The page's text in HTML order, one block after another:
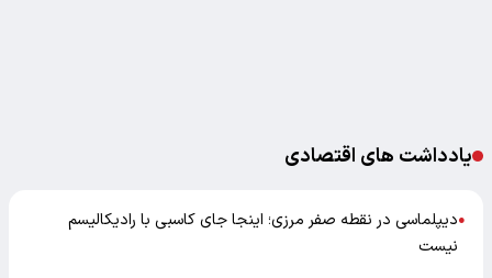
یادداشت های اقتصادی
●دیپلماسی در نقطه صفر مرزی؛ اینجا جای کاسبی با رادیکالیسم
نیست